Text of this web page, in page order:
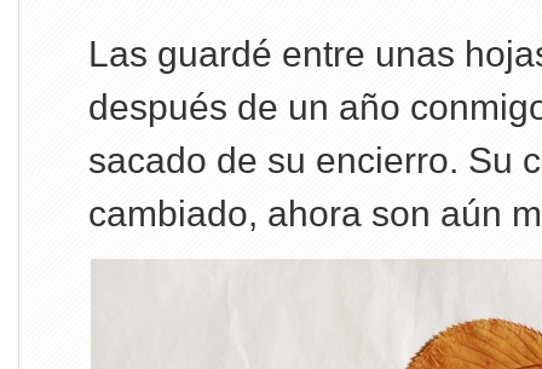
Las guardé entre unas
después de un año
sacado de su encierro. Su
cambiado, ahora son aún